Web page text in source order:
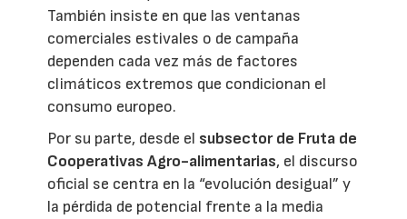
También insiste en que las ventanas
comerciales estivales o de campaña
dependen cada vez más de factores
climáticos extremos que condicionan el
consumo europeo.
Por su parte, desde el subsector de Fruta de
Cooperativas Agro-alimentarias, el discurso
oficial se centra en la “evolución desigual” y
la pérdida de potencial frente a la media